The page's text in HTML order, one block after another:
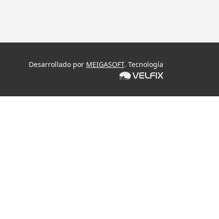
Desarrollado por MEIGASOFT. Tecnología